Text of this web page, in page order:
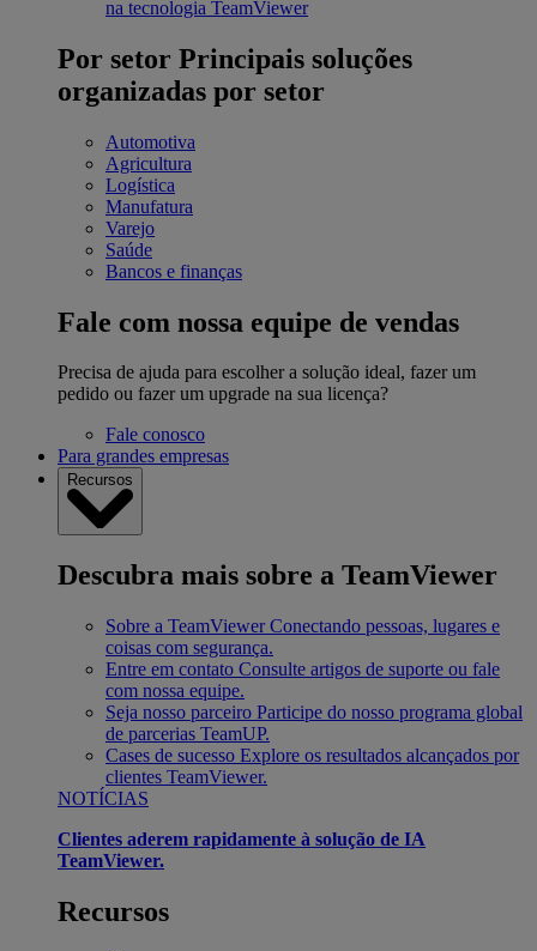
na tecnologia TeamViewer
Por setor Principais soluções
organizadas por setor
Automotiva
Agricultura
Logística
Manufatura
Varejo
Saúde
Bancos e finanças
Fale com nossa equipe de vendas
Precisa de ajuda para escolher a solução ideal, fazer um
pedido ou fazer um upgrade na sua licença?
Fale conosco
Para grandes empresas
Recursos
Descubra mais sobre a TeamViewer
Sobre a TeamViewer Conectando pessoas, lugares e
coisas com segurança.
Entre em contato Consulte artigos de suporte ou fale
com nossa equipe.
Seja nosso parceiro Participe do nosso programa global
de parcerias TeamUP.
Cases de sucesso Explore os resultados alcançados por
clientes TeamViewer.
NOTÍCIAS
Clientes aderem rapidamente à solução de IA
TeamViewer.
Recursos